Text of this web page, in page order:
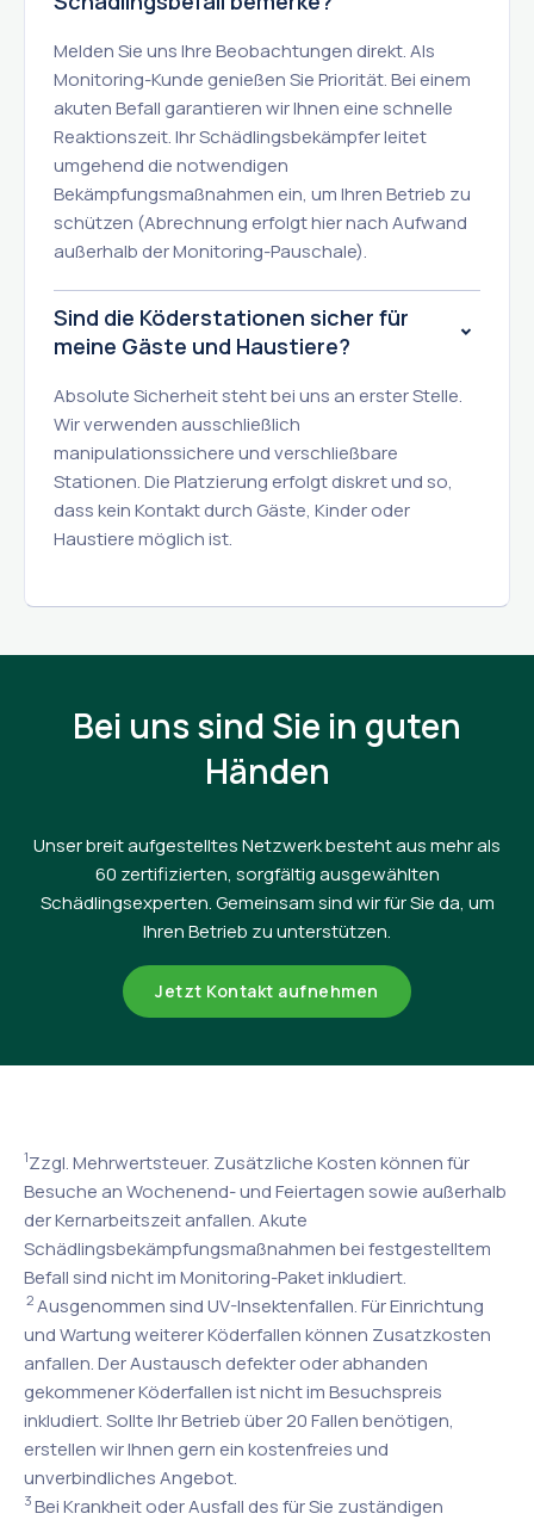
Melden Sie uns Ihre Beobachtungen direkt. Als
Monitoring-Kunde genießen Sie Priorität. Bei einem
akuten Befall garantieren wir Ihnen eine schnelle
Reaktionszeit. Ihr Schädlingsbekämpfer leitet
umgehend die notwendigen
Bekämpfungsmaßnahmen ein, um Ihren Betrieb zu
schützen (Abrechnung erfolgt hier nach Aufwand
außerhalb der Monitoring-Pauschale).
Sind die Köderstationen sicher für
meine Gäste und Haustiere?
Absolute Sicherheit steht bei uns an erster Stelle.
Wir verwenden ausschließlich
manipulationssichere und verschließbare
Stationen. Die Platzierung erfolgt diskret und so,
dass kein Kontakt durch Gäste, Kinder oder
Haustiere möglich ist.
Bei uns sind Sie in guten
Händen
Unser breit aufgestelltes Netzwerk besteht aus mehr als
60 zertifizierten, sorgfältig ausgewählten
Schädlingsexperten. Gemeinsam sind wir für Sie da, um
Ihren Betrieb zu unterstützen.
Jetzt Kontakt aufnehmen
1Zzgl. Mehrwertsteuer. Zusätzliche Kosten können für
Besuche an Wochenend- und Feiertagen sowie außerhalb
der Kernarbeitszeit anfallen. Akute
Schädlingsbekämpfungsmaßnahmen bei festgestelltem
Befall sind nicht im Monitoring-Paket inkludiert.
2 Ausgenommen sind UV-Insektenfallen. Für Einrichtung
und Wartung weiterer Köderfallen können Zusatzkosten
anfallen. Der Austausch defekter oder abhanden
gekommener Köderfallen ist nicht im Besuchspreis
inkludiert. Sollte Ihr Betrieb über 20 Fallen benötigen,
erstellen wir Ihnen gern ein kostenfreies und
unverbindliches Angebot.
3 Bei Krankheit oder Ausfall des für Sie zuständigen